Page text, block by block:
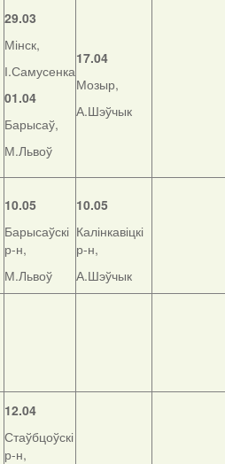
29.03
Мінск,
І.Самусенка
01.04
Барысаў,
М.Львоў
17.04
Мозыр,
А.Шэўчык
10.05
Барысаўскі
р-н,
М.Львоў
10.05
Калінкавіцкі
р-н,
А.Шэўчык
12.04
Стаўбцоўскі
р-н,